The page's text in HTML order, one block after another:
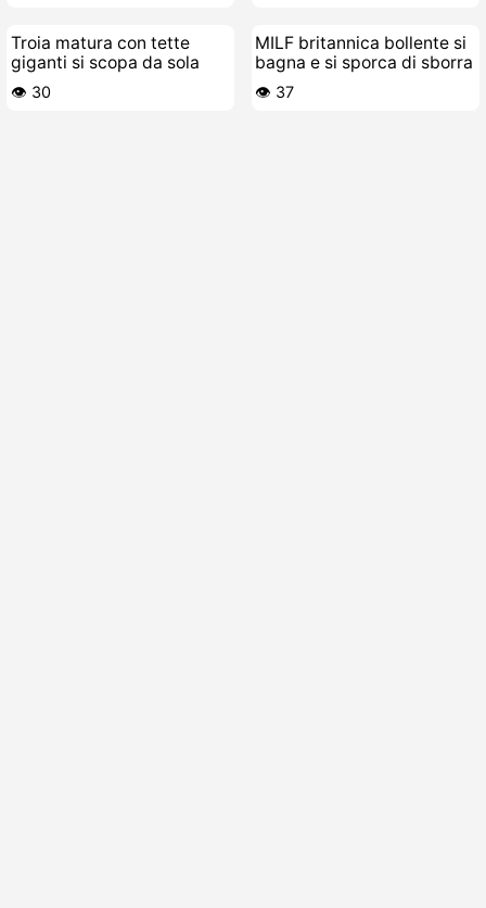
Troia matura con tette
giganti si scopa da sola
👁️ 30
MILF britannica bollente si
bagna e si sporca di sborra
👁️ 37